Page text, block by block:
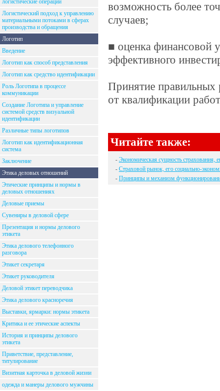
логистические операции
Логистический подход к управлению
материальными потоками в сферах
производства и обращения
Логотип
Введение
Логотип как способ представления
Логотип как средство идентификации
Роль Логотипа в процессе
коммуникации
Создание Логотипа и управление
системой средств визуальной
идентификации
Различные типы логотипов
Логотип как идентификационная
система
Заключение
Этика деловых отношений
Этические принципы и нормы в
деловых отношениях
Деловые приемы
Сувениры в деловой сфере
Презентация и нормы делового
этикета
Этика делового телефонного
разговора
Этикет секретаря
Этикет руководителя
Деловой этикет переводчика
Этика делового красноречия
Выставки, ярмарки: нормы этикета
Критика и ее этические аспекты
История и принципы делового
этикета
Приветствие, представление,
титулирование
Визитная карточка в деловой жизни
одежда и манеры делового мужчины
возможность более
случаев;
■ оценка финансовой
эффективного
Принятие правильных
от квалификации
Читайте также:
- Экономическая сущность страхования,
- Страховой рынок, его социально-
- Принципы и механизм